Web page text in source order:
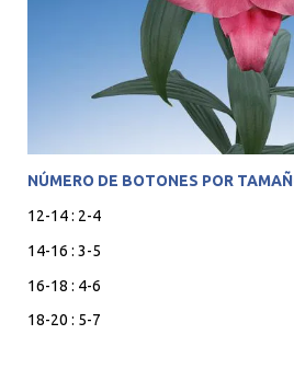
NÚMERO DE BOTONES POR
12-14 : 2-4
14-16 : 3-5
16-18 : 4-6
18-20 : 5-7